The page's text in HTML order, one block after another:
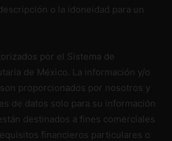
o la idoneidad para un
por el Sistema de
de México. La información y/o
proporcionados por nosotros y
de datos solo para su información
destinados a fines comerciales
financieros particulares o